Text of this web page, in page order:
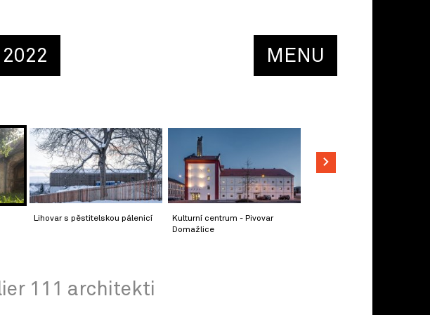
2022 MENU
Lihovar s pěstitelskou pálenicí
Kulturní centrum - Pivovar
Domažlice
111 architekti